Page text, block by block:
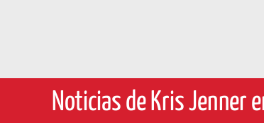
Noticias de Kris Jenner